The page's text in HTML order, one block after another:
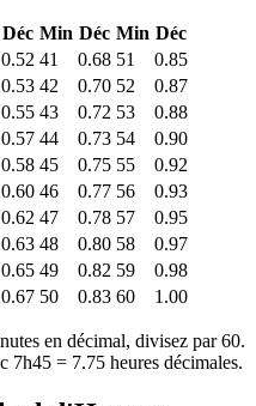
Déc Min Déc Min Déc
0.52 41 0.68 51
0.85
0.53 42 0.70 52
0.87
0.55 43 0.72 53
0.88
0.57 44 0.73 54
0.90
0.58 45 0.75 55
0.92
0.60 46 0.77 56
0.93
0.62 47 0.78 57
0.95
0.63 48 0.80 58
0.97
0.65 49 0.82 59
0.98
0.67 50 0.83 60 1.00
en décimal, divisez par 60.
= 7.75 heures décimales.